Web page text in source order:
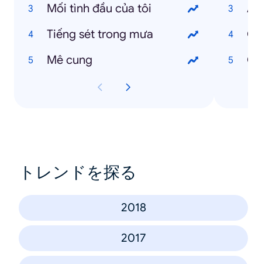
Mối tình đầu của tôi
Tiếng sét trong mưa
Mê cung
トレンドを探る
2018
2017